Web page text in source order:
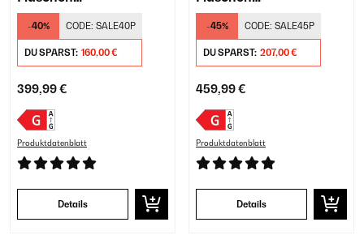
Weinkühlschrank
Freistehend​ Schwarz
-40% CODE: SALE40P
DU SPARST: 160,00 €
399,99 €
Produktdatenblatt
Details
Weinkühlschrank
Freistehend​ Schwarz
-45% CODE: SALE45P
DU SPARST: 207,00 €
459,99 €
Produktdatenblatt
Details